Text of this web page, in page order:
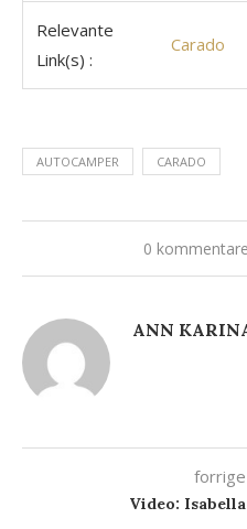
Relevante
Link(s) :
Carado
AUTOCAMPER CARADO
0
ANN
Video: